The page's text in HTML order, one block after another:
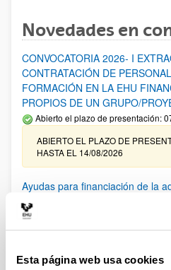
Esta página web usa cookies
Novedades en
CONVOCATORIA 2026- I
CONTRATACIÓN DE
FORMACIÓN EN LA EHU
PROPIOS DE UN GRUPO/
Abierto el plazo de presentación:
ABIERTO EL PLAZO DE
HASTA EL 14/08/2026
Ayudas para financiación de la
infraestructura científica y fondos
UPV/EHU 2026
Trámite abierto
25/03/2026: Corrección de
solicitudes admitidas y excluidas.